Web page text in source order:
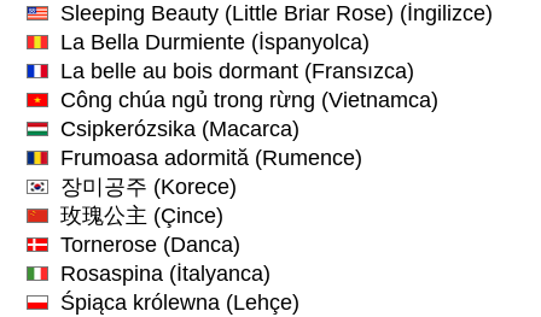
Sleeping Beauty (Little Briar Rose) (İngilizce)
La Bella Durmiente (İspanyolca)
La belle au bois dormant (Fransızca)
Công chúa ngủ trong rừng (Vietnamca)
Csipkerózsika (Macarca)
Frumoasa adormită (Rumence)
장미공주 (Korece)
玫瑰公主 (Çince)
Tornerose (Danca)
Rosaspina (İtalyanca)
Śpiąca królewna (Lehçe)